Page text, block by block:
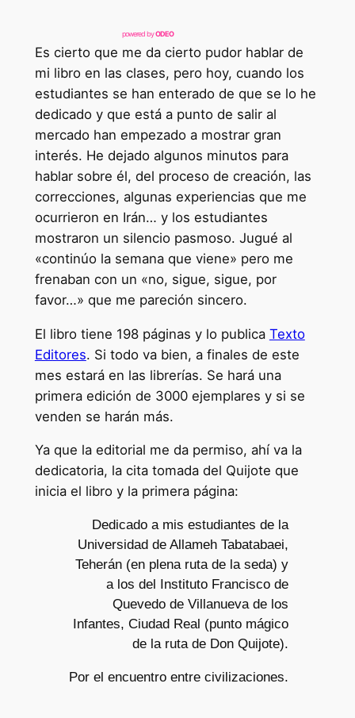
powered byODEO
Es cierto que me da cierto pudor hablar de
mi libro en las clases, pero hoy, cuando los
estudiantes se han enterado de que se lo he
dedicado y que está a punto de salir al
mercado han empezado a mostrar gran
interés. He dejado algunos minutos para
hablar sobre él, del proceso de creación, las
correcciones, algunas experiencias que me
ocurrieron en Irán… y los estudiantes
mostraron un silencio pasmoso. Jugué al
«continúo la semana que viene» pero me
frenaban con un «no, sigue, sigue, por
favor…» que me pareción sincero.
El libro tiene 198 páginas y lo publica Texto
Editores. Si todo va bien, a finales de este
mes estará en las librerías. Se hará una
primera edición de 3000 ejemplares y si se
venden se harán más.
Ya que la editorial me da permiso, ahí va la
dedicatoria, la cita tomada del Quijote que
inicia el libro y la primera página:
Dedicado a mis estudiantes de la
Universidad de Allameh Tabatabaei,
Teherán (en plena ruta de la seda) y
a los del Instituto Francisco de
Quevedo de Villanueva de los
Infantes, Ciudad Real (punto mágico
de la ruta de Don Quijote).
Por el encuentro entre civilizaciones.